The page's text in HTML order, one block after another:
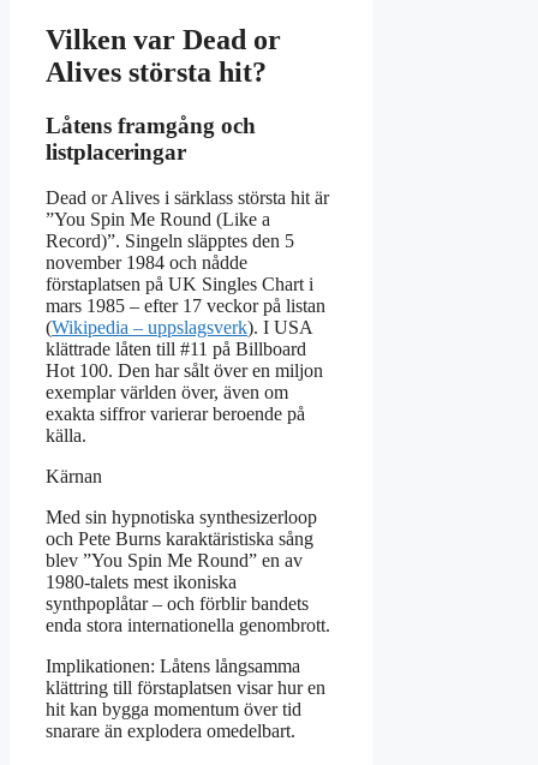
Vilken var Dead or
Alives största hit?
Låtens framgång och
listplaceringar
Dead or Alives i särklass största hit är
”You Spin Me Round (Like a
Record)”. Singeln släpptes den 5
november 1984 och nådde
förstaplatsen på UK Singles Chart i
mars 1985 – efter 17 veckor på listan
(Wikipedia – uppslagsverk). I USA
klättrade låten till #11 på Billboard
Hot 100. Den har sålt över en miljon
exemplar världen över, även om
exakta siffror varierar beroende på
källa.
Kärnan
Med sin hypnotiska synthesizerloop
och Pete Burns karaktäristiska sång
blev ”You Spin Me Round” en av
1980-talets mest ikoniska
synthpoplåtar – och förblir bandets
enda stora internationella genombrott.
Implikationen: Låtens långsamma
klättring till förstaplatsen visar hur en
hit kan bygga momentum över tid
snarare än explodera omedelbart.